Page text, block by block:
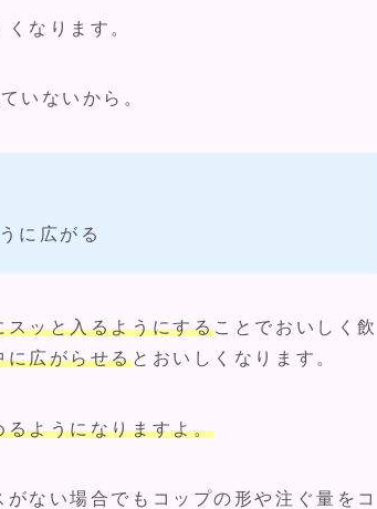
なります。
いないから。
に広がる
スッと入るようにすることでおいしく飲
に広がらせるとおいしくなります。
るようになりますよ。
ない場合でもコップの形や注ぐ量をコ